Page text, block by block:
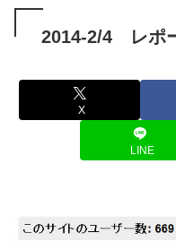
2014-2/4 レポ
X
LINE